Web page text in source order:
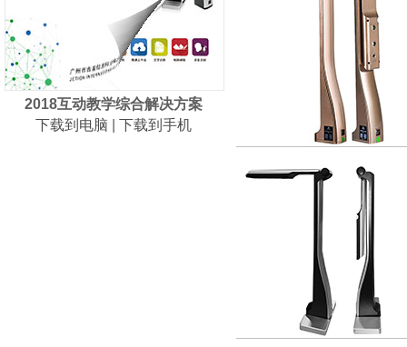
2018互动教学综合解决方案
下载到电脑
下载到手机